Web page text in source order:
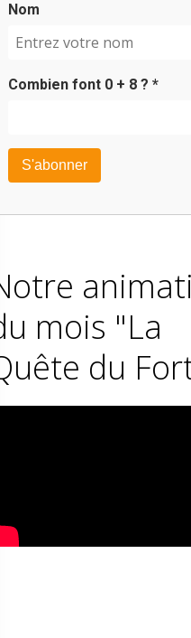
Nom
Combien font 0 + 8 ? *
mois "La
du